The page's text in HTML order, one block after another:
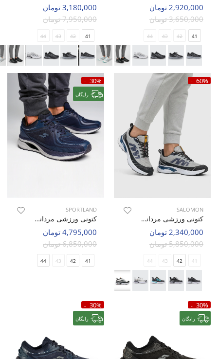
2,920,000 تومان
3,650,000 تومان
41
42
43
44
3,180,000 تومان
7,950,000 تومان
41
42
43
44
60%
SALOMON
کتونی ورزشی مردانه سالامون Flex Connect M
2,340,000 تومان
5,850,000 تومان
41
42
43
44
30%
رایگان
SPORTLAND
کتونی ورزشی مردانه اسپورتلند Runtrix M
4,795,000 تومان
6,850,000 تومان
41
42
43
44
30%
رایگان
30%
رایگان